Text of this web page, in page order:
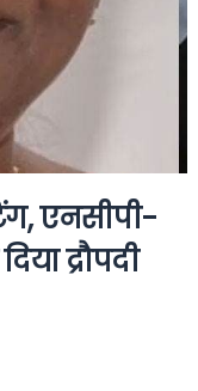
एनसीपी-
द्रौपदी